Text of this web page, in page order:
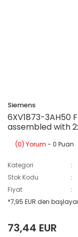
Siemens
6XV1873-3AH50
assembled with
(0) Yorum - 0 Puan
Kategori
Stok Kodu
Fiyat
*7,95 EUR den
73,44 EUR